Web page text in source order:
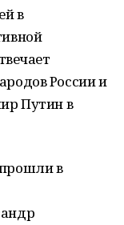
в
России и
Путин в
в